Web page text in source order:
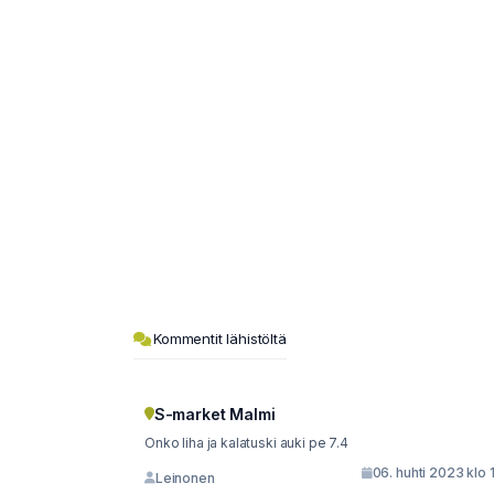
Kommentit lähistöltä
S-market Malmi
Onko liha ja kalatuski auki pe 7.4
Leinonen 06. huhti 2023 klo